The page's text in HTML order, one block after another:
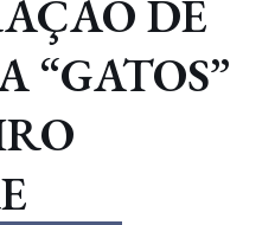
DE
“GATOS”